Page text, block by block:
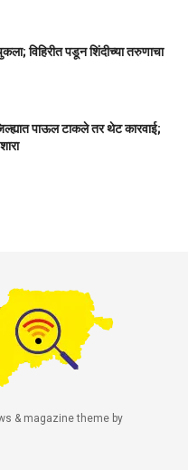
विहिरीत पडून शिंदीच्या तरुणाचा
पाऊल टाकले तर थेट कारवाई;
& magazine theme by